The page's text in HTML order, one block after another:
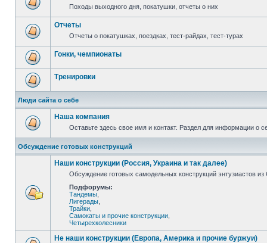
Походы выходного дня, покатушки, отчеты о них
Отчеты
Отчеты о покатушках, поездках, тест-райдах, тест-турах
Гонки, чемпионаты
Тренировки
Люди сайта о себе
Наша компания
Оставьте здесь свое имя и контакт. Раздел для информации о
Обсуждение готовых конструкций
Наши конструкции (Россия, Украина и так далее)
Обсуждение готовых самодельных конструкций энтузиастов
Подфорумы:
Тандемы
Лигерады
Трайки
Самокаты и прочие конструкции
Четырехколесники
Не наши конструкции (Европа, Америка и прочие буржуи)